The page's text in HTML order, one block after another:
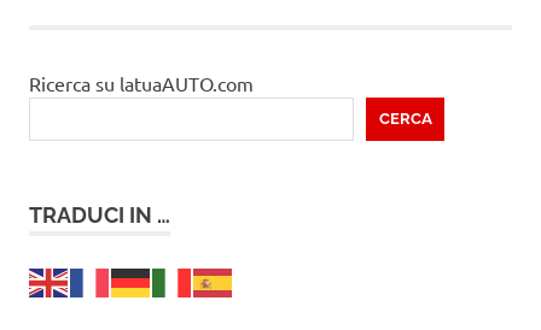
Ricerca su latuaAUTO.com
CERCA
TRADUCI IN …